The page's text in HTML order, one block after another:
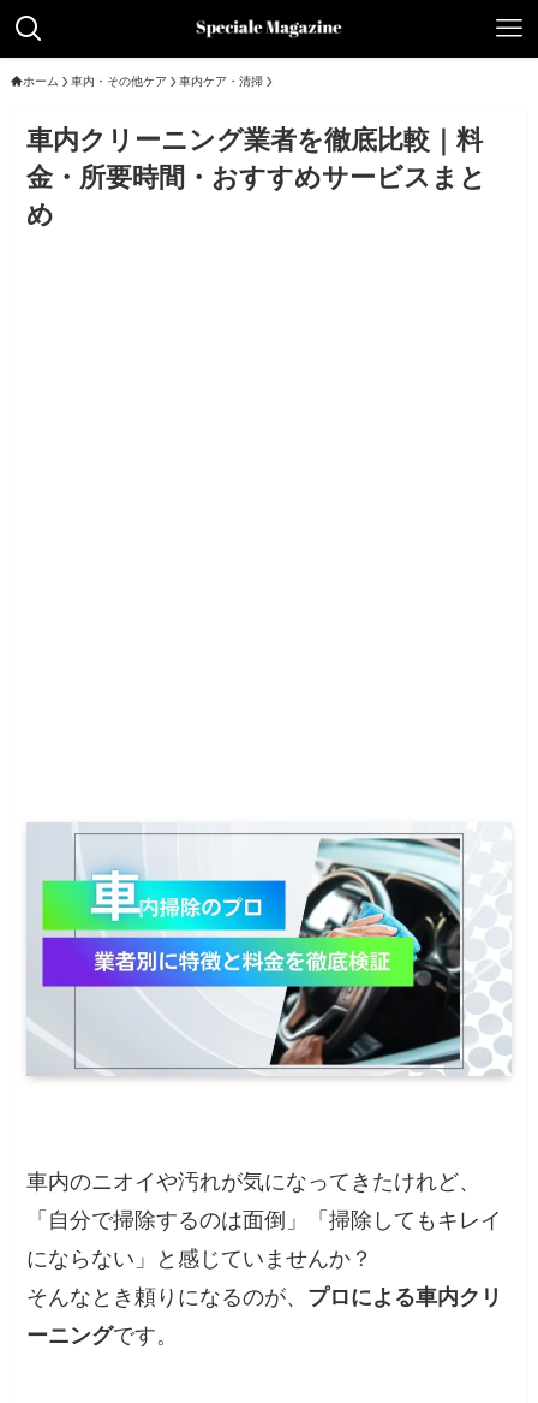
ホーム 車内・その他ケア 車内ケア・清掃
車内クリーニング業者を徹底比較｜料
金・所要時間・おすすめサービスまと
め
車内のニオイや汚れが気になってきたけれど、
「自分で掃除するのは面倒」「掃除してもキレイ
にならない」と感じていませんか？
そんなとき頼りになるのが、 プロによる車内クリ
ーニングです。